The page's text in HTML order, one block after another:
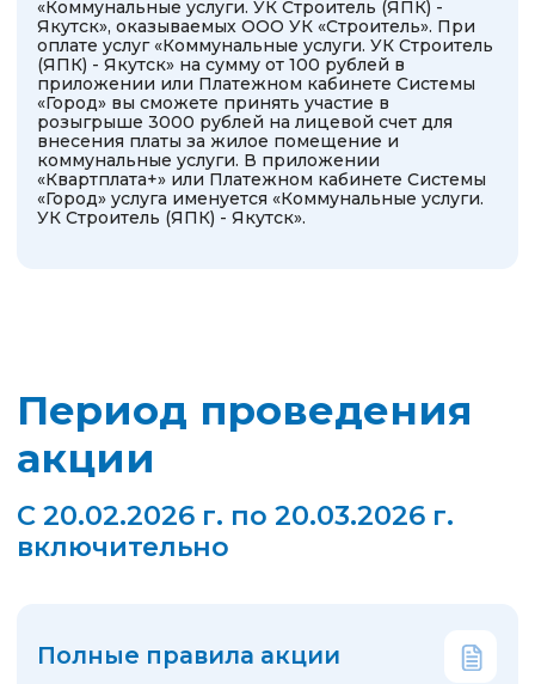
С 20.02.2026 г. по 20.03.2026 г.
включительно
Полные правила акции
акции
Подведение итогов
акции
номеров